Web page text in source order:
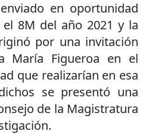
en oportunidad
8M del año 2021 y la
por una invitación
María Figueroa en el
que realizarían en esa
se presentó una
de la Magistratura